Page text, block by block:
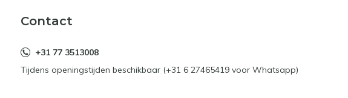
Contact
+31 77 3513008
Tijdens openingstijden beschikbaar (+31 6 27465419 voor Whatsapp)